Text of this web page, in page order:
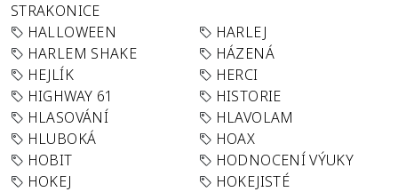
STRAKONICE
HALLOWEEN
HARLEJ
HARLEM SHAKE
HÁZENÁ
HEJLÍK
HERCI
HIGHWAY 61
HISTORIE
HLASOVÁNÍ
HLAVOLAM
HLUBOKÁ
HOAX
HOBIT
HODNOCENÍ VÝUKY
HOKEJ
HOKEJISTÉ